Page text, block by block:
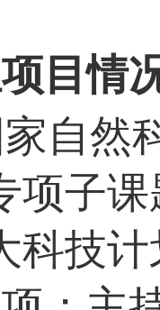
目情
自然
项子课
科技